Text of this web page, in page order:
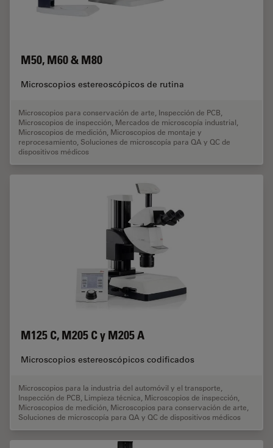
M50, M60 & M80
Microscopios estereoscópicos de rutina
Microscopios para conservación de arte Inspección de PCB
Microscopios de inspección Mercados de microscopía industrial
Microscopios de medición Microscopios de montaje y
reprocesamiento Soluciones de microscopía para QA y QC de
dispositivos médicos
M125 C, M205 C y M205 A
Microscopios estereoscópicos codificados
Microscopios para la industria del automóvil y el transporte,
Inspección de PCB, Limpieza técnica, Microscopios de inspección,
Microscopios de medición, Microscopios para conservación de arte,
Soluciones de microscopía para QA y QC de dispositivos médicos